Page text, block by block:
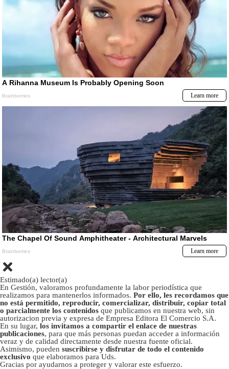
Estimado(a) lector(a)
En Gestión, valoramos profundamente la labor periodística que
realizamos para mantenerlos informados. Por ello, les recordamos que
no está permitido, reproducir, comercializar, distribuir, copiar total
o parcialmente los contenidos que publicamos en nuestra web, sin
autorizacion previa y expresa de Empresa Editora El Comercio S.A.
En su lugar, los invitamos a compartir el enlace de nuestras
publicaciones, para que más personas puedan acceder a información
veraz y de calidad directamente desde nuestra fuente oficial.
Asimismo, pueden suscribirse y disfrutar de todo el contenido
exclusivo que elaboramos para Uds.
Gracias por ayudarnos a proteger y valorar este esfuerzo.